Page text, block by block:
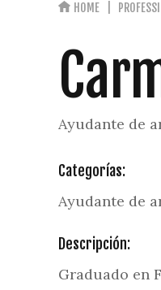
HOME
Ayudante de
Categorías:
Ayudante de
Descripción:
Graduado en